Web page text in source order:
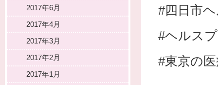
#四日市
#ヘルス
#東京の
2017年6月
2017年4月
2017年3月
2017年2月
2017年1月